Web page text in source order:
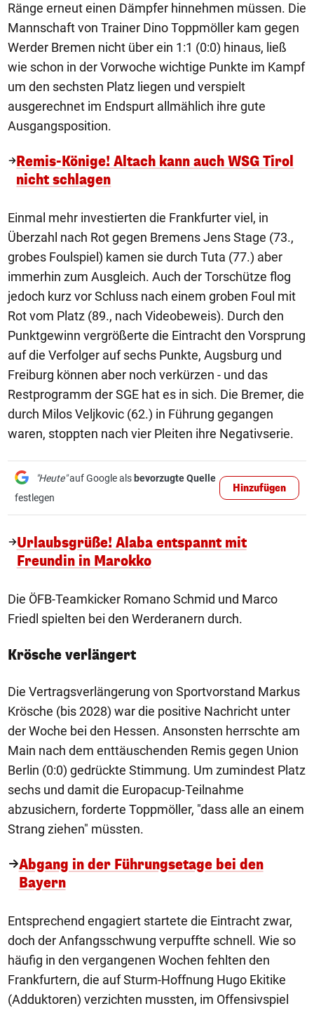
Ränge erneut einen Dämpfer hinnehmen müssen. Die
Mannschaft von Trainer Dino Toppmöller kam gegen
Werder Bremen nicht über ein 1:1 (0:0) hinaus, ließ
wie schon in der Vorwoche wichtige Punkte im Kampf
um den sechsten Platz liegen und verspielt
ausgerechnet im Endspurt allmählich ihre gute
Ausgangsposition.
Remis-Könige! Altach kann auch WSG Tirol
nicht schlagen
Einmal mehr investierten die Frankfurter viel, in
Überzahl nach Rot gegen Bremens Jens Stage (73.,
grobes Foulspiel) kamen sie durch Tuta (77.) aber
immerhin zum Ausgleich. Auch der Torschütze flog
jedoch kurz vor Schluss nach einem groben Foul mit
Rot vom Platz (89., nach Videobeweis). Durch den
Punktgewinn vergrößerte die Eintracht den Vorsprung
auf die Verfolger auf sechs Punkte, Augsburg und
Freiburg können aber noch verkürzen - und das
Restprogramm der SGE hat es in sich. Die Bremer, die
durch Milos Veljkovic (62.) in Führung gegangen
waren, stoppten nach vier Pleiten ihre Negativserie.
"Heute"auf Google als bevorzugte Quelle
festlegen
Hinzufügen
Urlaubsgrüße! Alaba entspannt mit
Freundin in Marokko
Die ÖFB-Teamkicker Romano Schmid und Marco
Friedl spielten bei den Werderanern durch.
Krösche verlängert
Die Vertragsverlängerung von Sportvorstand Markus
Krösche (bis 2028) war die positive Nachricht unter
der Woche bei den Hessen. Ansonsten herrschte am
Main nach dem enttäuschenden Remis gegen Union
Berlin (0:0) gedrückte Stimmung. Um zumindest Platz
sechs und damit die Europacup-Teilnahme
abzusichern, forderte Toppmöller, "dass alle an einem
Strang ziehen" müssten.
Abgang in der Führungsetage bei den
Bayern
Entsprechend engagiert startete die Eintracht zwar,
doch der Anfangsschwung verpuffte schnell. Wie so
häufig in den vergangenen Wochen fehlten den
Frankfurtern, die auf Sturm-Hoffnung Hugo Ekitike
(Adduktoren) verzichten mussten, im Offensivspiel